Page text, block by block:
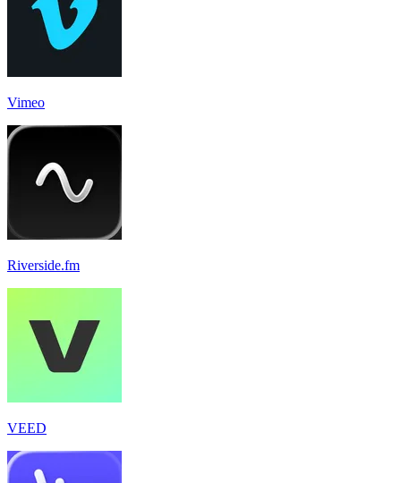
Vimeo
Riverside.fm
VEED